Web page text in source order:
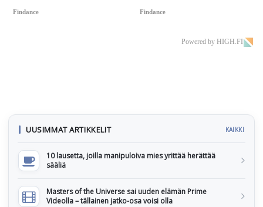
Findance Findance
Powered by HIGH.FI
UUSIMMAT ARTIKKELIT KAIKKI
10 lausetta, joilla manipuloiva mies yrittää herättää
sääliä
Masters of the Universe sai uuden elämän Prime
Videolla – tällainen jatko-osa voisi olla